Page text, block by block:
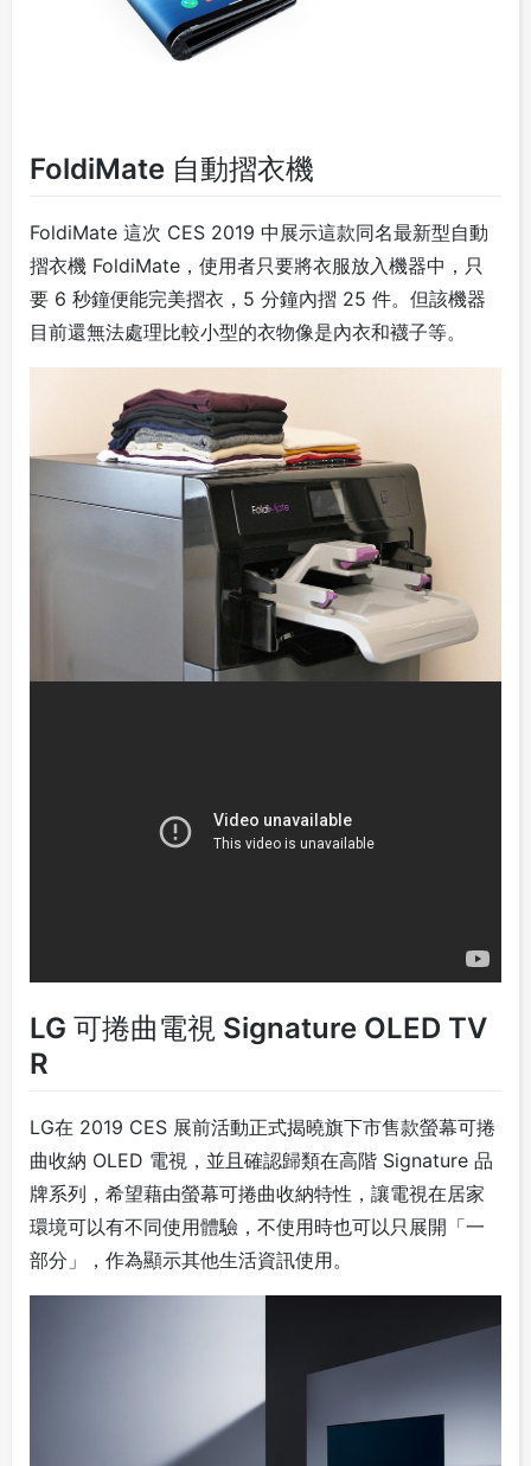
FoldiMate 自動摺衣機
FoldiMate 這次 CES 2019 中展示這款同名最新型自動
摺衣機 FoldiMate，使用者只要將衣服放入機器中，只
要 6 秒鐘便能完美摺衣，5 分鐘內摺 25 件。但該機器
目前還無法處理比較小型的衣物像是內衣和襪子等。
LG 可捲曲電視 Signature OLED TV
R
LG在 2019 CES 展前活動正式揭曉旗下市售款螢幕可捲
曲收納 OLED 電視，並且確認歸類在高階 Signature 品
牌系列，希望藉由螢幕可捲曲收納特性，讓電視在居家
環境可以有不同使用體驗，不使用時也可以只展開「一
部分」，作為顯示其他生活資訊使用。